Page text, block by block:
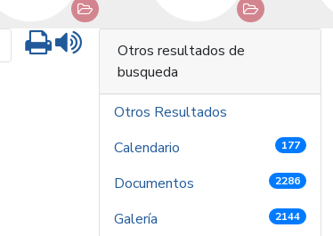
página siguiente
Imprimir
Otros resultados de
busqueda
Otros Resultados
Calendario
177
Documentos 2286
Galería 2144